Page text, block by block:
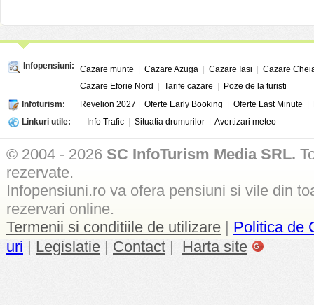
Infopensiuni: Cazare munte Cazare Azuga Cazare Iasi
Cazare
Cazare Eforie Nord
Tarife cazare
Poze de la turisti
Infoturism:
Revelion 2027 Oferte Early Booking Oferte Last Minute
Linkuri utile:
Info Trafic Situatia drumurilor Avertizari meteo
© 2004 - 2026 SC InfoTurism Media SRL.
rezervate.
Infopensiuni.ro va ofera pensiuni si vile din
rezervari online.
Termenii si conditiile de utilizare | Politica de
uri | Legislatie | Contact | Harta site